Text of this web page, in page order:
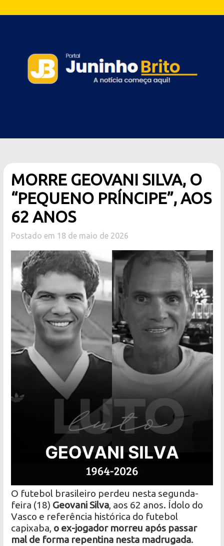
MORRE GEOVANI SILVA, O
“PEQUENO PRÍNCIPE”, AOS
62 ANOS
Postado em 18 de maio de 2026
O futebol brasileiro perdeu nesta segunda-
feira (18) Geovani Silva, aos 62 anos. Ídolo do
Vasco e referência histórica do futebol
capixaba, o ex-jogador morreu após passar
mal de forma repentina nesta madrugada.